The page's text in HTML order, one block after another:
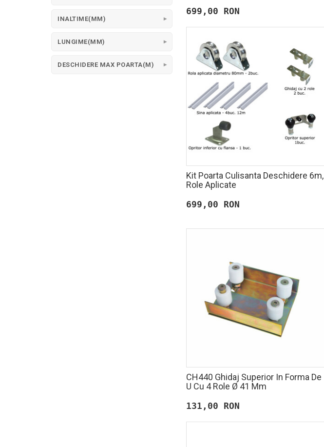
INALTIME(MM)
LUNGIME(MM)
DESCHIDERE MAX POARTA(M)
699,00 RON
Kit Poarta Culisanta Deschidere 6m,
Role Aplicate
699,00 RON
CH440 Ghidaj Superior In Forma De
U Cu 4 Role Ø 41 Mm
131,00 RON